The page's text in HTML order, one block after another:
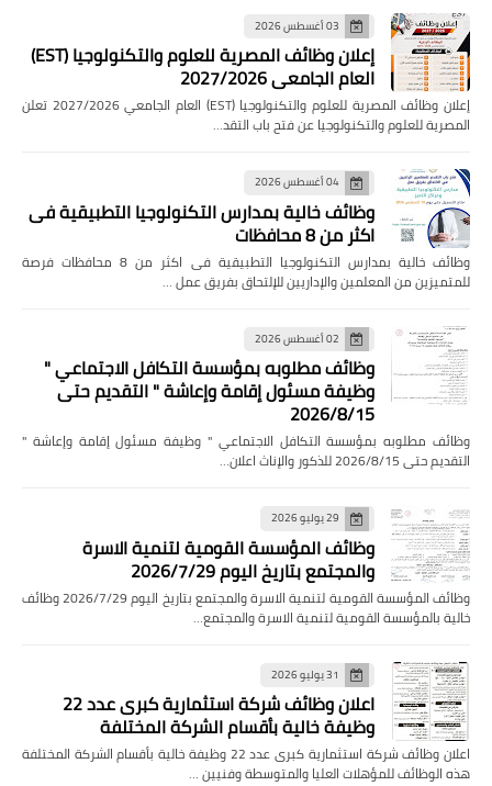
03 أغسطس 2026
إعلان وظائف المصرية للعلوم والتكنولوجيا (EST)
العام الجامعي 2027/2026
إعلان وظائف المصرية للعلوم والتكنولوجيا (EST) العام الجامعي 2027/2026 تعلن
المصرية للعلوم والتكنولوجيا عن فتح باب التقد…
04 أغسطس 2026
وظائف خالية بمدارس التكنولوجيا التطبيقية فى
اكثر من 8 محافظات
وظائف خالية بمدارس التكنولوجيا التطبيقية فى اكثر من 8 محافظات فرصة
للمتميزين من المعلمين والإداريين للإلتحاق بفريق عمل …
02 أغسطس 2026
وظائف مطلوبه بمؤسسة التكافل الاجتماعي "
وظيفة مسئول إقامة وإعاشة " التقديم حتى
2026/8/15
وظائف مطلوبه بمؤسسة التكافل الاجتماعي " وظيفة مسئول إقامة وإعاشة "
التقديم حتى 2026/8/15 للذكور والإناث اعلان…
29 يوليو 2026
وظائف المؤسسة القومية لتنمية الاسرة
والمجتمع بتاريخ اليوم 2026/7/29
وظائف المؤسسة القومية لتنمية الاسرة والمجتمع بتاريخ اليوم 2026/7/29 وظائف
خالية بالمؤسسة القومية لتنمية الاسرة والمجتمع…
31 يوليو 2026
اعلان وظائف شركة استثمارية كبرى عدد 22
وظيفة خالية بأقسام الشركة المختلفة
اعلان وظائف شركة استثمارية كبرى عدد 22 وظيفة خالية بأقسام الشركة المختلفة
هذه الوظائف للمؤهلات العليا والمتوسطة وفنيين …